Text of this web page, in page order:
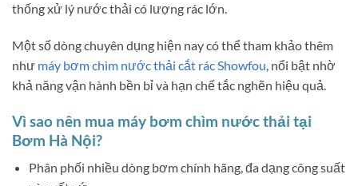
thống xử lý nước thải có lượng rác lớn.
Một số dòng chuyên dụng hiện nay có thể tham khảo thêm
như máy bơm chìm nước thải cắt rác Showfou, nổi bật nhờ
khả năng vận hành bền bỉ và hạn chế tắc nghẽn hiệu quả.
Vì sao nên mua máy bơm chìm nước thải tại
Bơm Hà Nội?
Phân phối nhiều dòng bơm chính hãng, đa dạng công suất